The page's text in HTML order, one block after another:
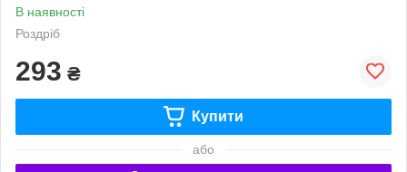
В наявності
Роздріб
293 ₴
Купити
або